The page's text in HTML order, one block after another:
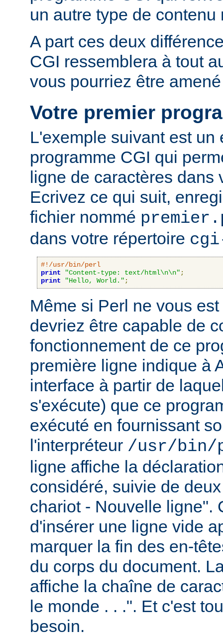
un autre type de contenu
A part ces deux
CGI ressemblera à tout
vous pourriez être
Votre premier
L'exemple suivant est un
programme CGI qui
ligne de caractères dans
Ecrivez ce qui suit,
fichier nommé
dans votre répertoire
#!/usr/bin/perl
print
"Content-type: text/html\n\n" ;
print
"Hello, World." ;
Même si Perl ne vous
devriez être capable de
fonctionnement de ce
première ligne indique à
interface à partir de
s'exécute) que ce
exécuté en fournissant
l'interpréteur /usr/bin/
ligne affiche la
considéré, suivie de
chariot - Nouvelle ligne".
d'insérer une ligne vide
marquer la fin des en-
du corps du document.
affiche la chaîne de
le monde . . .". Et c'est
besoin.